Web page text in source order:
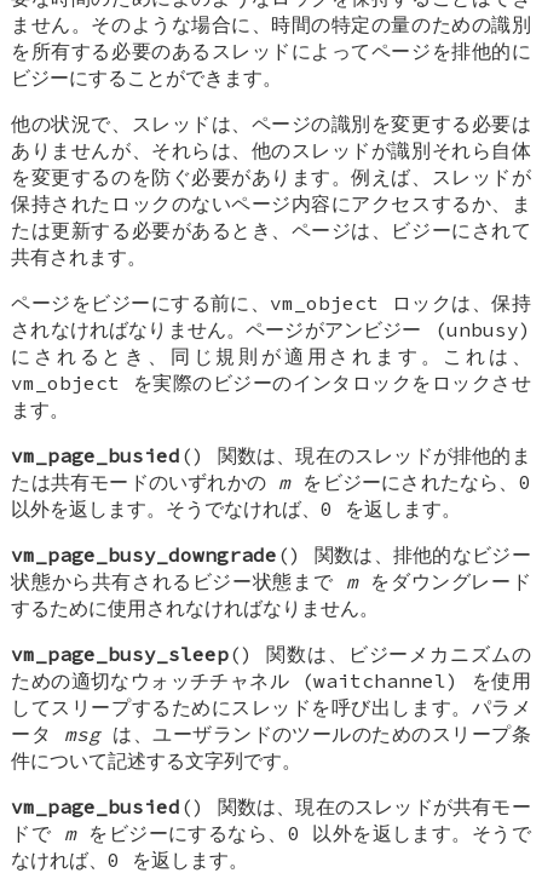
ません。そのような場合に、時間の特定の量のための識別
を所有する必要のあるスレッドによってページを排他的に
ビジーにすることができます。
他の状況で、スレッドは、ページの識別を変更する必要は
ありませんが、それらは、他のスレッドが識別それら自体
を変更するのを防ぐ必要があります。例えば、スレッドが
保持されたロックのないページ内容にアクセスするか、ま
たは更新する必要があるとき、ページは、ビジーにされて
共有されます。
ページをビジーにする前に、vm_object ロックは、保持
されなければなりません。ページがアンビジー (unbusy)
にされるとき、同じ規則が適用されます。これは、
vm_object を実際のビジーのインタロックをロックさせ
ます。
vm_page_busied () 関数は、現在のスレッドが排他的ま
たは共有モードのいずれかの mをビジーにされたなら、0
以外を返します。そうでなければ、0 を返します。
vm_page_busy_downgrade () 関数は、排他的なビジー
状態から共有されるビジー状態まで mをダウングレード
するために使用されなければなりません。
vm_page_busy_sleep() 関数は、ビジーメカニズムの
ための適切なウォッチチャネル (waitchannel) を使用
してスリープするためにスレッドを呼び出します。パラメ
ータ msgは、ユーザランドのツールのためのスリープ条
件について記述する文字列です。
vm_page_busied () 関数は、現在のスレッドが共有モー
ドで mをビジーにするなら、0 以外を返します。そうで
なければ、0 を返します。